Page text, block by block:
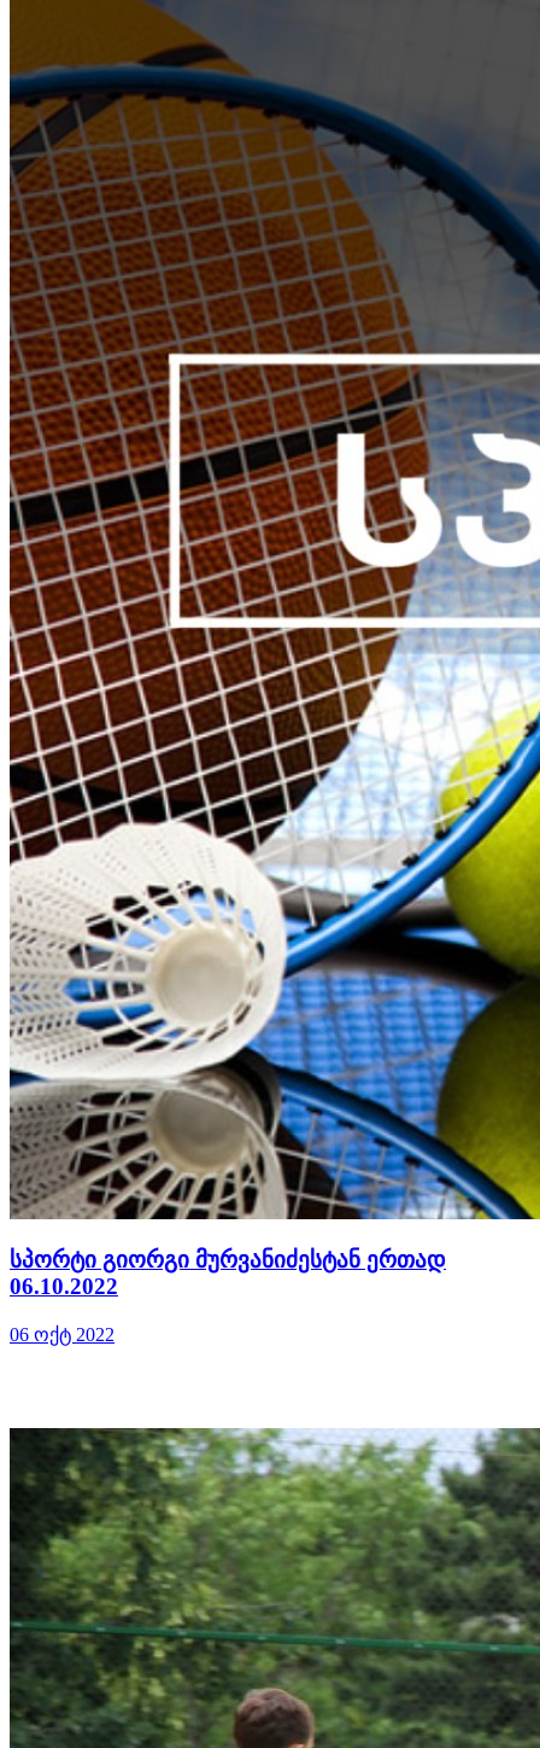
სპორტი გიორგი მურვანიძესტან ერთად
06.10.2022
06 ოქტ 2022